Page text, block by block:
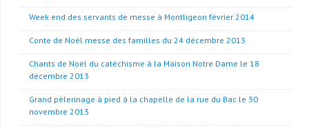
Week end des servants de messe à Montligeon février 2014
Conte de Noël messe des familles du 24 décembre 2013
Chants de Noël du catéchisme à la Maison Notre Dame le 18
décembre 2013
Grand pèlerinage à pied à la chapelle de la rue du Bac le 30
novembre 2013